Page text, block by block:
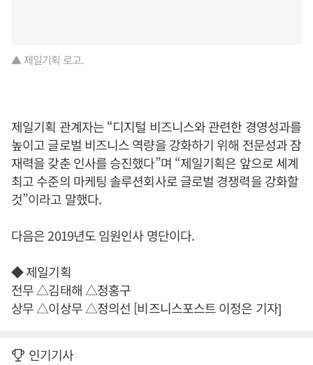
▲ 제일기획 로고.
제일기획 관계자는 “디지털 비즈니스와 관련한 경영성과를
높이고 글로벌 비즈니스 역량을 강화하기 위해 전문성과 잠
재력을 갖춘 인사를 승진했다”며 “제일기획은 앞으로 세계
최고 수준의 마케팅 솔루션회사로 글로벌 경쟁력을 강화할
것”이라고 말했다.
다음은 2019년도 임원인사 명단이다.
◆ 제일기획
전무 △김태해 △정홍구
상무 △이상무 △정의선 [비즈니스포스트 이정은 기자]
인기기사